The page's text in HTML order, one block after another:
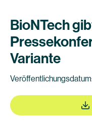
BioNTech
Variante